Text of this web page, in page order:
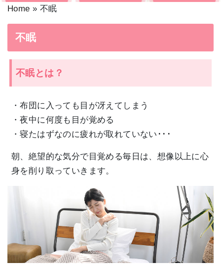
Home » 不眠
不眠
不眠とは？
・布団に入っても目が冴えてしまう
・夜中に何度も目が覚める
・寝たはずなのに疲れが取れていない･･･
朝、絶望的な気分で目覚める毎日は、想像以上に心
身を削り取っていきます。